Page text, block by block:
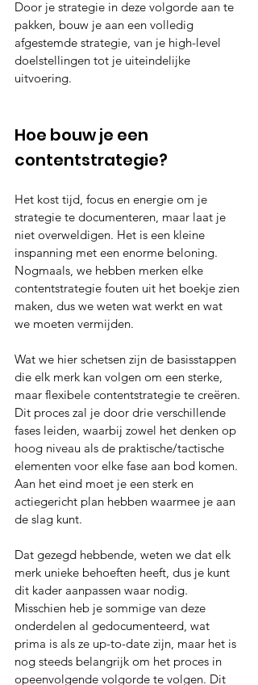
Door je strategie in deze volgorde aan te
pakken, bouw je aan een volledig
afgestemde strategie, van je high-level
doelstellingen tot je uiteindelijke
uitvoering.
Hoe bouw je een
contentstrategie?
Het kost tijd, focus en energie om je
strategie te documenteren, maar laat je
niet overweldigen. Het is een kleine
inspanning met een enorme beloning.
Nogmaals, we hebben merken elke
contentstrategie fouten uit het boekje zien
maken, dus we weten wat werkt en wat
we moeten vermijden.
Wat we hier schetsen zijn de basisstappen
die elk merk kan volgen om een sterke,
maar flexibele contentstrategie te creëren.
Dit proces zal je door drie verschillende
fases leiden, waarbij zowel het denken op
hoog niveau als de praktische/tactische
elementen voor elke fase aan bod komen.
Aan het eind moet je een sterk en
actiegericht plan hebben waarmee je aan
de slag kunt.
Dat gezegd hebbende, weten we dat elk
merk unieke behoeften heeft, dus je kunt
dit kader aanpassen waar nodig.
Misschien heb je sommige van deze
onderdelen al gedocumenteerd, wat
prima is als ze up-to-date zijn, maar het is
nog steeds belangrijk om het proces in
opeenvolgende volgorde te volgen. Dit